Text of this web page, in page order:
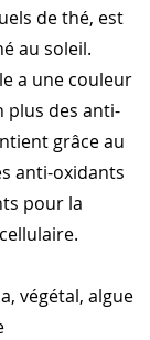
de thé, est
au soleil.
a une couleur
plus des anti-
grâce au
anti-oxidants
pour la
végétal, algue